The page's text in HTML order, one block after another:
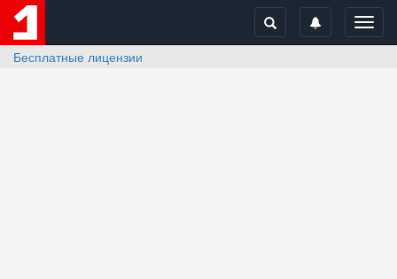
Бесплатные лицензии